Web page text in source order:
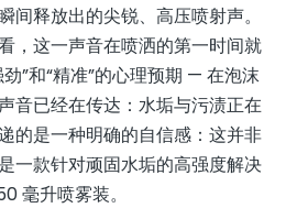
间释放出的尖锐、高压喷射声。
，这一声音在喷洒的第一时间就
”和“精准”的心理预期 — 在泡沫
音已经在传达：水垢与污渍正在
的是一种明确的自信感：这并非
一款针对顽固水垢的高强度解决
毫升喷雾装。